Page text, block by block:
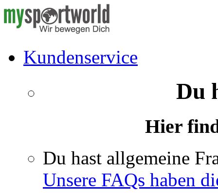
Kundenservice
Du
Hier
Du hast allgemeine
Unsere FAQs haben